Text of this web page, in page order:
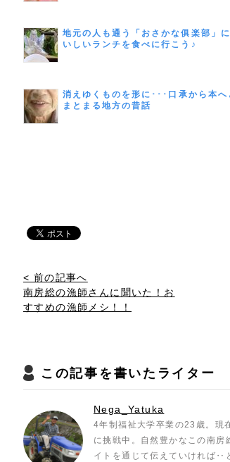
地元の人も通う「おさかな俱楽部」
いしいランチを食べに行こう♪
消えゆくものを形に･･･口承から本へ
まとまる地方の昔話
< 前の記事へ
南房総の漁師さんに聞いた！お
すすめの漁師メシ！！
この記事を書いたライター
Nega_Yatuka
4年制福祉大学卒業の23歳。現
に挑戦中。自然豊かなこの南
イトを通じて伝えていければ‥